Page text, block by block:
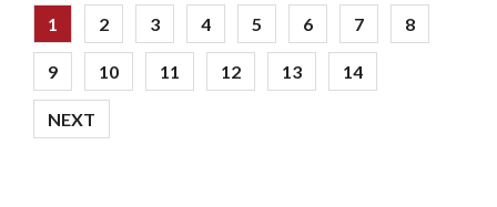
1 2 3 4 5 6 7 8
9 10 11 12 13 14
NEXT